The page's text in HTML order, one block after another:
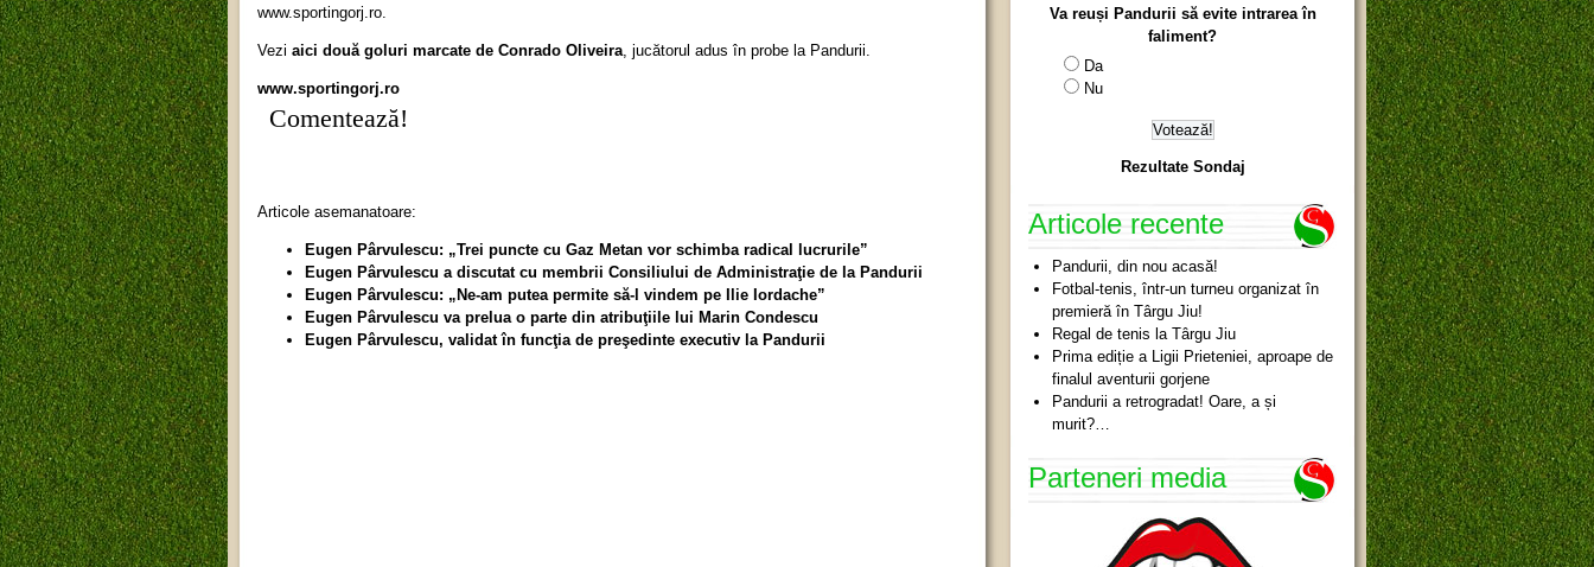
www.sportingorj.ro.
Vezi aici două goluri marcate de Conrado Oliveira , jucătorul adus în probe la Pandurii.
www.sportingorj.ro
Comentează!
Articole asemanatoare:
Eugen Pârvulescu: „Trei puncte cu Gaz Metan vor schimba radical lucrurile”
Eugen Pârvulescu a discutat cu membrii Consiliului de Administraţie de la Pandurii
Eugen Pârvulescu: „Ne-am putea permite să-l vindem pe Ilie Iordache”
Eugen Pârvulescu va prelua o parte din atribuţiile lui Marin Condescu
Eugen Pârvulescu, validat în funcţia de preşedinte executiv la Pandurii
Va reuși Pandurii să evite intrarea în
faliment?
Da
Nu
Rezultate Sondaj
Articole recente
Pandurii, din nou acasă!
Fotbal-tenis, într-un turneu organizat în
premieră în Târgu Jiu!
Regal de tenis la Târgu Jiu
Prima ediție a Ligii Prieteniei, aproape de
finalul aventurii gorjene
Pandurii a retrogradat! Oare, a și
murit?…
Parteneri media